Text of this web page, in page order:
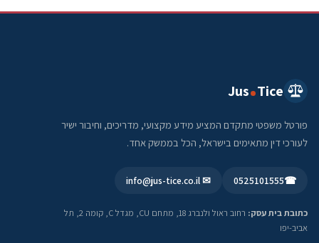
Jus Tice
פורטל משפטי מתקדם המציע מידע מקצועי, מדריכים, וחיבור ישיר
לעורכי דין מתאימים בישראל, הכל בממשק אחד.
☎
0525101555
✉ info@jus-tice.co.il
כתובת בית עסק:
רחוב ראול ולנברג 18, מתחם CU, מגדל C, קומה 2, תל
אביב-יפו